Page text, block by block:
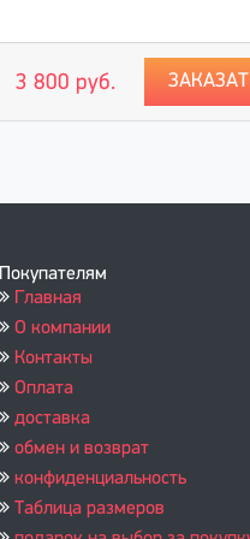
3 800 руб.
Покупателям
Главная
О компании
Контакты
Оплата
доставка
обмен и возврат
конфиденциальность
Таблица размеров